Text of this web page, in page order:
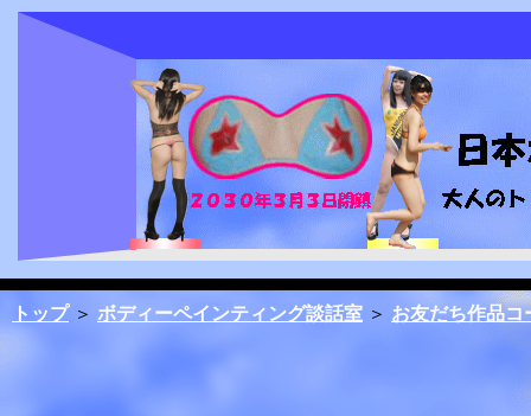
トップ＞ ボディーペインティング談話室 ＞ お友だち作品コ